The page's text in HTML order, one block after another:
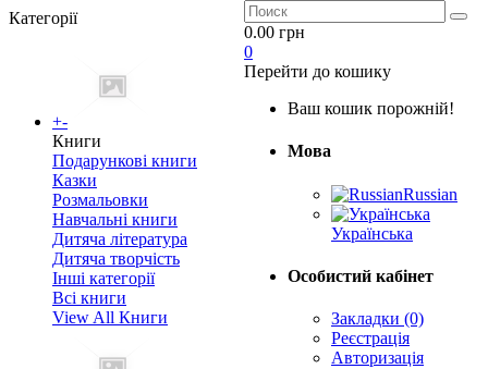
Категорії
+-
Книги
Подарункові книги
Казки
Розмальовки
Навчальні книги
Дитяча література
Дитяча творчість
Інші категорії
Всі книги
View All Книги
0.00 грн
0
Перейти до кошику
Ваш кошик порожній!
Мова
Russian
Українська
Особистий кабінет
Закладки (0)
Реєстрація
Авторизація